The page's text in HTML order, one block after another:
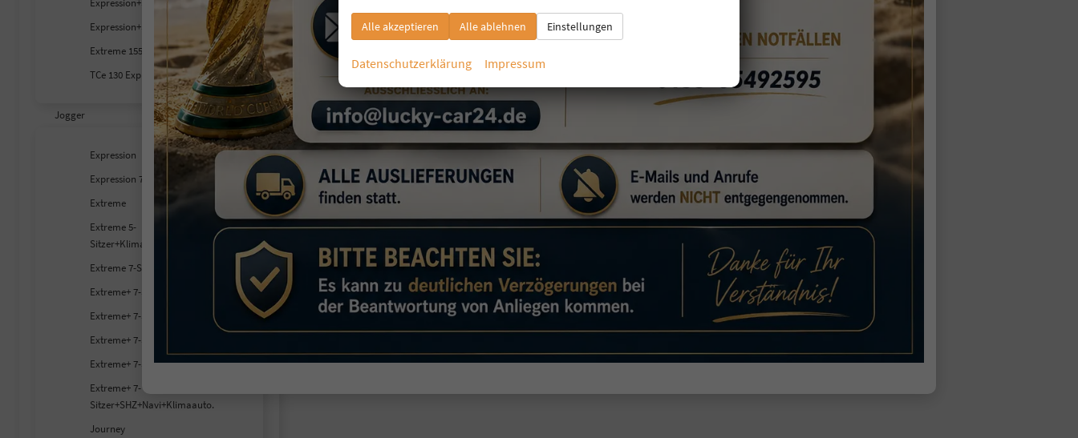
Expression+SHZ+RFK
Extreme 155 Hybrid Winter Plus
TCe 130 Expression
Jogger
Expression
Expression 7-S SHZ
Extreme
Extreme 5-
Sitzer+Klimaauto.+RFK+PDC
Extreme 7-S SHZ LKHZ
Extreme+ 7-S RFK+SHZ+PDC
Extreme+ 7-S SHZ
Extreme+ 7-S SHZ+RFK
Extreme+ 7-S SHZ+RFK+Carplay
Extreme+ 7-
Sitzer+SHZ+Navi+Klimaauto.
Journey
Alle akzeptieren Alle ablehnen Einstellungen
Datenschutzerklärung Impressum